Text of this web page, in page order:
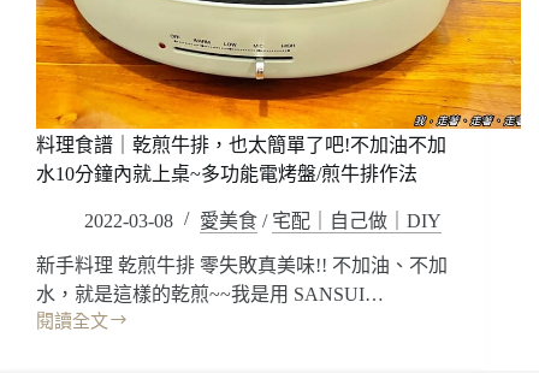
料理食譜｜乾煎牛排，也太簡單了吧!不加油不加
水10分鐘內就上桌~多功能電烤盤/煎牛排作法
2022-03-08 愛美食 / 宅配｜自己做｜DIY
新手料理 乾煎牛排 零失敗真美味!! 不加油、不加
水，就是這樣的乾煎~~我是用 SANSUI…
閱讀全文
料